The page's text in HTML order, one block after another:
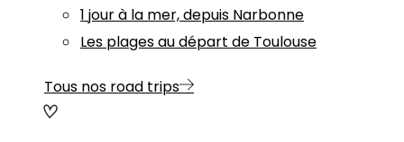
1 jour à la mer, depuis Narbonne
Les plages au départ de Toulouse
Tous nos road trips